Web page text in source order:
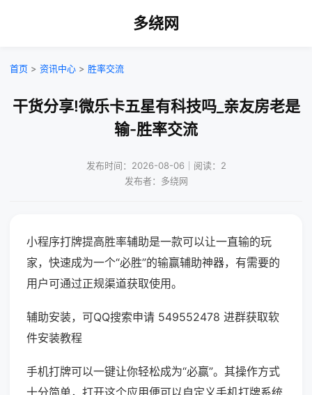
多绕网
首页 > 资讯中心 > 胜率交流
干货分享!微乐卡五星有科技吗_亲友房老是
输-胜率交流
发布时间：2026-08-06｜阅读：2
发布者：多绕网
小程序打牌提高胜率辅助是一款可以让一直输的玩
家，快速成为一个“必胜”的输赢辅助神器，有需要的
用户可通过正规渠道获取使用。
辅助安装，可QQ搜索申请 549552478 进群获取软
件安装教程
手机打牌可以一键让你轻松成为“必赢”。其操作方式
十分简单，打开这个应用便可以自定义手机打牌系统